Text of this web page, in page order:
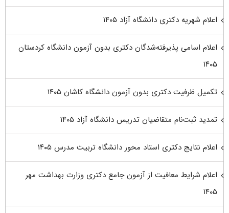
اعلام شهریه دکتری دانشگاه آزاد ۱۴۰۵
اعلام اسامی پذیرفته‌شدگان دکتری بدون آزمون دانشگاه کردستان
۱۴۰۵
تکمیل ظرفیت دکتری بدون آزمون دانشگاه کاشان ۱۴۰۵
تمدید ثبت‌نام متقاضیان تدریس دانشگاه آزاد ۱۴۰۵
اعلام نتایج دکتری استاد محور دانشگاه تربیت مدرس ۱۴۰۵
اعلام شرایط معافیت از آزمون جامع دکتری وزارت بهداشت مهر
۱۴۰۵